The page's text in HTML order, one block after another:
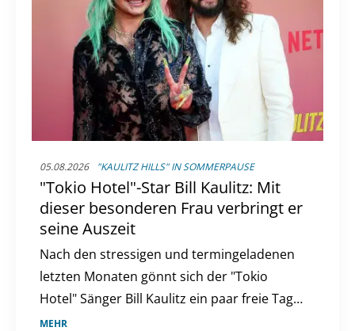
05.08.2026 "KAULITZ HILLS" IN SOMMERPAUSE
"Tokio Hotel"-Star Bill Kaulitz: Mit
dieser besonderen Frau verbringt er
seine Auszeit
Nach den stressigen und termingeladenen
letzten Monaten gönnt sich der "Tokio
Hotel" Sänger Bill Kaulitz ein paar freie Tage.
Diese verbringt er in Italien, genauer gesagt
MEHR